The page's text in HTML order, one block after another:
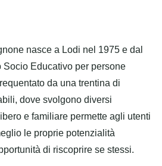
nasce a Lodi nel 1975 e dal
Socio Educativo per persone
da una trentina di
dove svolgono diversi
e familiare permette agli utenti
le proprie potenzialità
di riscoprire se stessi.